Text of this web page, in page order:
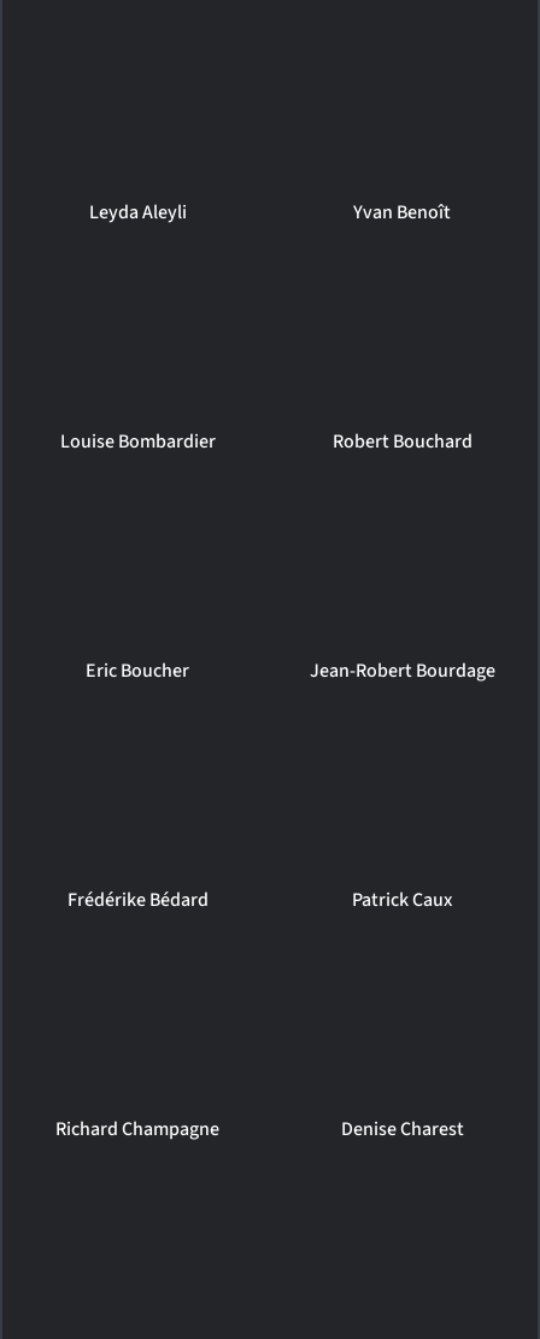
Leyda Aleyli Yvan Benoît
Louise Bombardier Robert Bouchard
Eric Boucher Jean-Robert Bourdage
Frédérike Bédard Patrick Caux
Richard Champagne Denise Charest